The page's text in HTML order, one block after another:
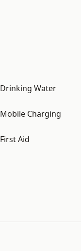
Drinking Water
Mobile Charging
First Aid